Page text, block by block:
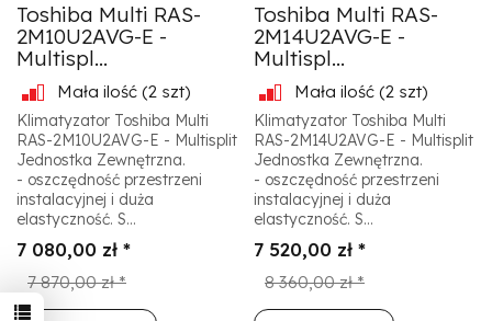
Toshiba Multi RAS-
2M10U2AVG-E -
Multispl...
Mała ilość (2 szt)
Klimatyzator Toshiba Multi
RAS-2M10U2AVG-E - Multisplit
Jednostka Zewnętrzna.
- oszczędność przestrzeni
instalacyjnej i duża
elastyczność. S...
7 080,00 zł *
7 870,00 zł *
Toshiba Multi RAS-
2M14U2AVG-E -
Multispl...
Mała ilość (2 szt)
Klimatyzator Toshiba Multi
RAS-2M14U2AVG-E - Multisplit
Jednostka Zewnętrzna.
- oszczędność przestrzeni
instalacyjnej i duża
elastyczność. S...
7 520,00 zł *
8 360,00 zł *